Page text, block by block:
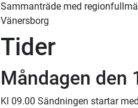
Sammanträde med
Vänersborg
Tider
Måndagen den
Kl 09.00 Sändningen startar